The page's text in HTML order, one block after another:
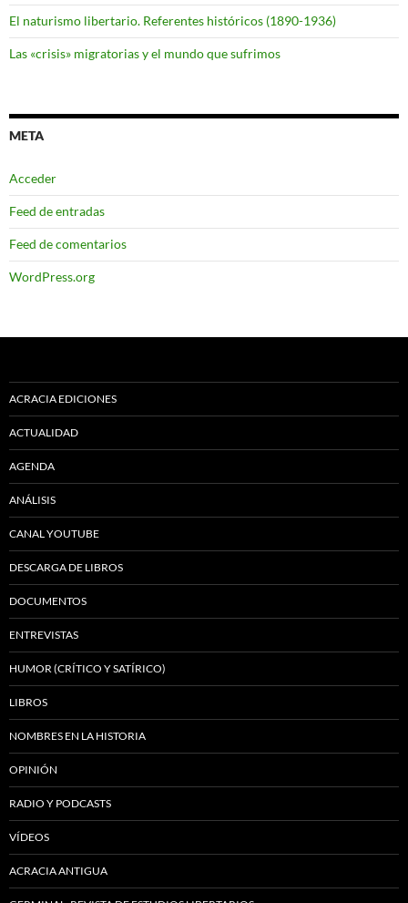
El naturismo libertario. Referentes históricos (1890-1936)
Las «crisis» migratorias y el mundo que sufrimos
META
Acceder
Feed de entradas
Feed de comentarios
WordPress.org
ACRACIA EDICIONES
ACTUALIDAD
AGENDA
ANÁLISIS
CANAL YOUTUBE
DESCARGA DE LIBROS
DOCUMENTOS
ENTREVISTAS
HUMOR (CRÍTICO Y SATÍRICO)
LIBROS
NOMBRES EN LA HISTORIA
OPINIÓN
RADIO Y PODCASTS
VÍDEOS
ACRACIA ANTIGUA